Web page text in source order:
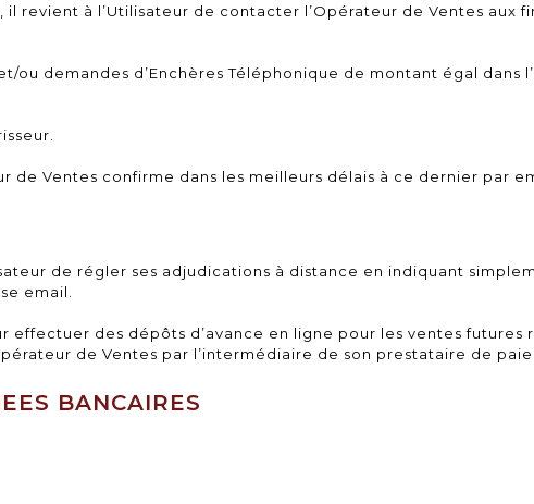
il revient à l’Utilisateur de contacter l’Opérateur de Ventes aux
ou demandes d’Enchères Téléphonique de montant égal dans
de Ventes confirme dans les meilleurs délais à ce dernier par
de régler ses adjudications à distance en indiquant
email.
des dépôts d’avance en ligne pour les ventes futures
de Ventes par l’intermédiaire de son prestataire de
BANCAIRES